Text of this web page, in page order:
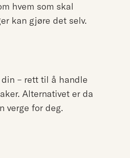
hvem som skal
kan gjøre det selv.
– rett til å handle
Alternativet er da
verge for deg.